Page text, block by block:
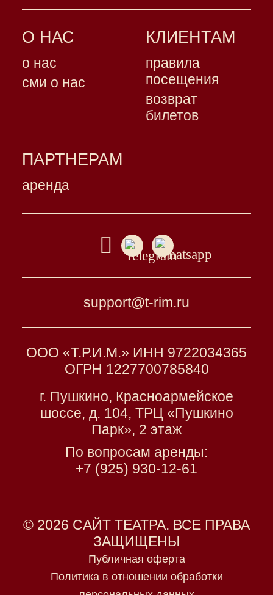
О НАС
о нас
сми о нас
КЛИЕНТАМ
правила
посещения
возврат
билетов
ПАРТНЕРАМ
аренда
support@t-rim.ru
ООО «Т.Р.И.М.» ИНН 9722034365
ОГРН 1227700785840
г. Пушкино, Красноармейское
шоссе, д. 104, ТРЦ «Пушкино
Парк», 2 этаж
По вопросам аренды:
+7 (925) 930-12-61
© 2026 САЙТ ТЕАТРА. ВСЕ ПРАВА
ЗАЩИЩЕНЫ
Публичная оферта
Политика в отношении обработки